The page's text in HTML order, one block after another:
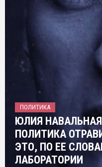
ПОЛИТИКА
ЮЛИЯ
ПОЛИТИКА
ЭТО, ПО ЕЕ
ЛАБОРАТОРИИ